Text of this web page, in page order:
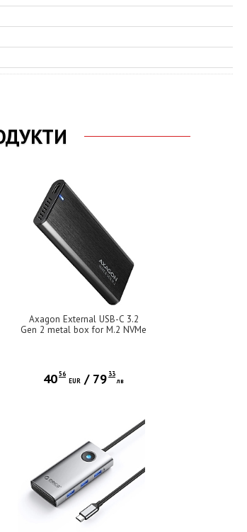
Axagon External USB-C 3.2
Gen 2 metal box for M.2 NVMe
4056
EUR / 79 33
лв